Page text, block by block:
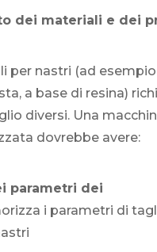
dei materiali e dei
per nastri (ad
a base di resina)
diversi. Una
dovrebbe avere:
parametri dei
i parametri di